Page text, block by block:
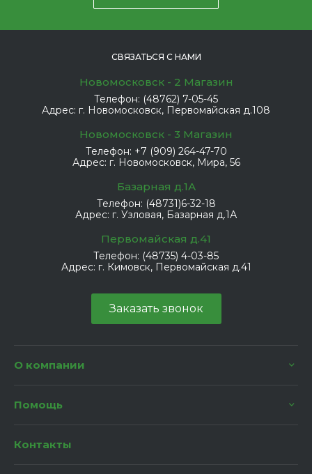
СВЯЗАТЬСЯ С НАМИ
Новомосковск - 2 Магазин
Телефон: (48762) 7-05-45
Адрес: г. Новомосковск, Первомайская д.108
Новомосковск - 3 Магазин
Телефон: +7 (909) 264-47-70
Адрес: г. Новомосковск, Мира, 56
Базарная д.1А
Телефон: (48731)6-32-18
Адрес: г. Узловая, Базарная д.1А
Первомайская д.41
Телефон: (48735) 4-03-85
Адрес: г. Кимовск, Первомайская д.41
Заказать звонок
О компании
Помощь
Контакты